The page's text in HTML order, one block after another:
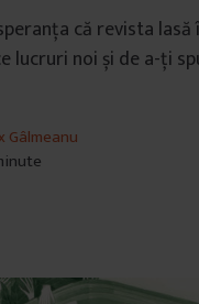
că revista lasă
lucruri noi și de a-ți
Gâlmeanu